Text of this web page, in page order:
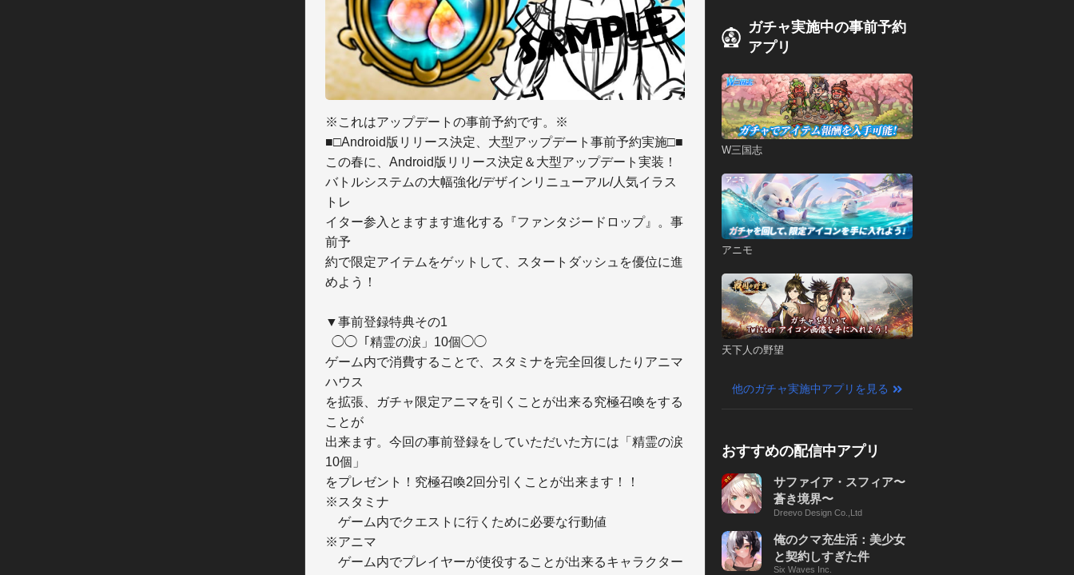
※これはアップデートの事前予約です。※
■□Android版リリース決定、大型アップデート事前予約実施□■
この春に、Android版リリース決定＆大型アップデート実装！
バトルシステムの大幅強化/デザインリニューアル/人気イラス
トレ
イター参入とますます進化する『ファンタジードロップ』。事
前予
約で限定アイテムをゲットして、スタートダッシュを優位に進
めよう！
▼事前登録特典その1
ゲーム内で消費することで、スタミナを完全回復したりアニマ
ハウス
を拡張、ガチャ限定アニマを引くことが出来る究極召喚をする
ことが
出来ます。今回の事前登録をしていただいた方には「精霊の涙
10個」
をプレゼント！究極召喚2回分引くことが出来ます！！
※スタミナ
ゲーム内でクエストに行くために必要な行動値
※アニマ
ゲーム内でプレイヤーが使役することが出来るキャラクター
ガチャ実施中の事前予約
アプリ
W三国志
アニモ
天下人の野望
他のガチャ実施中アプリを見る
おすすめの配信中アプリ
サファイア・スフィア〜
蒼き境界〜
Dreevo Design Co.,Ltd
俺のクマ充生活：美少女
と契約しすぎた件
Six Waves Inc.